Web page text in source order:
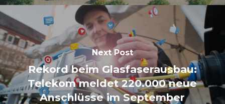
Next Post
Rekord beim Glasfaserausbau:
Telekom meldet 220.000 neue
Anschlüsse im September